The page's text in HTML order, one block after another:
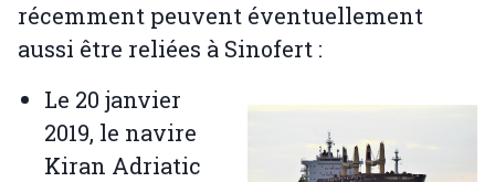
récemment peuvent éventuellement
aussi être reliées à Sinofert :
Le 20 janvier
2019, le navire
Kiran Adriatic